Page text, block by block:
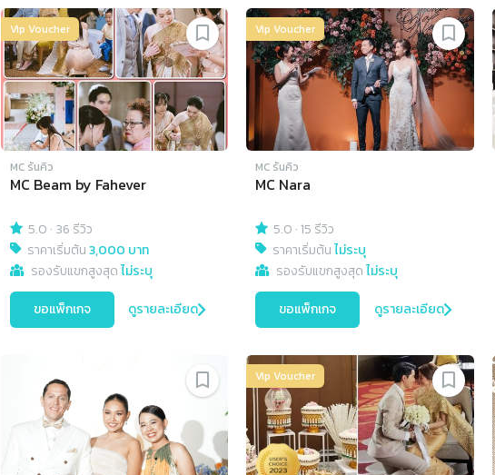
Vip Voucher
MC รันคิว
MC Beam by Fahever
5.0 · 36 รีวิว
ราคาเริ่มต้น3,000 บาท
รองรับแขกสูงสุดไม่ระบุ
ขอแพ็กเกจ ดูรายละเอียด
Vip Voucher
MC รันคิว
MC Nara
5.0 ·15 รีวิว
ราคาเริ่มต้นไม่ระบุ
รองรับแขกสูงสุดไม่ระบุ
ขอแพ็กเกจ ดูรายละเอียด
Vip Voucher